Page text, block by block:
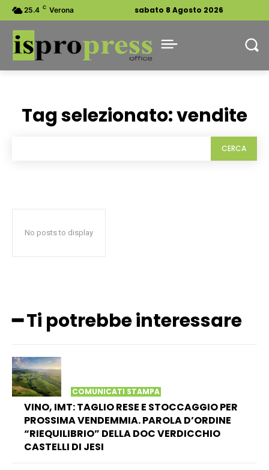
25.4 C Verona sabato 8 Agosto 2026
Tag selezionato:vendite
CERCA
No posts to display
━ Ti potrebbe interessare
COMUNICATI STAMPA
VINO, IMT: TAGLIO RESE E STOCCAGGIO PER
PROSSIMA VENDEMMIA. PAROLA D’ORDINE
“RIEQUILIBRIO” DELLA DOC VERDICCHIO
CASTELLI DI JESI